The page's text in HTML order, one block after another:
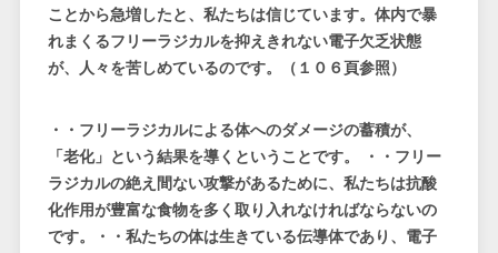
ことから急増したと、私たちは信じています。体内で暴
れまくるフリーラジカルを抑えきれない電子欠乏状態
が、人々を苦しめているのです。（１０６頁参照）
・・フリーラジカルによる体へのダメージの蓄積が、
「老化」という結果を導くということです。 ・・フリー
ラジカルの絶え間ない攻撃があるために、私たちは抗酸
化作用が豊富な食物を多く取り入れなければならないの
です。・・私たちの体は生きている伝導体であり、電子